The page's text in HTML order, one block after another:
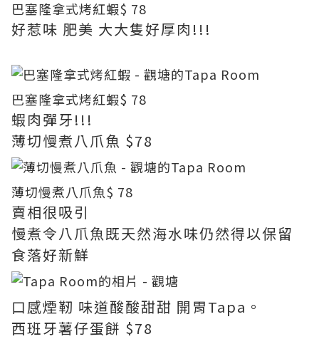
巴塞隆拿式烤紅蝦$ 78
好惹味 肥美 大大隻好厚肉!!!
巴塞隆拿式烤紅蝦$ 78
蝦肉彈牙!!!
薄切慢煮八爪魚 $78
薄切慢煮八爪魚$ 78
賣相很吸引
慢煮令八爪魚既天然海水味仍然得以保留
食落好新鮮
口感煙靭 味道酸酸甜甜 開胃Tapa。
西班牙薯仔蛋餅 $78